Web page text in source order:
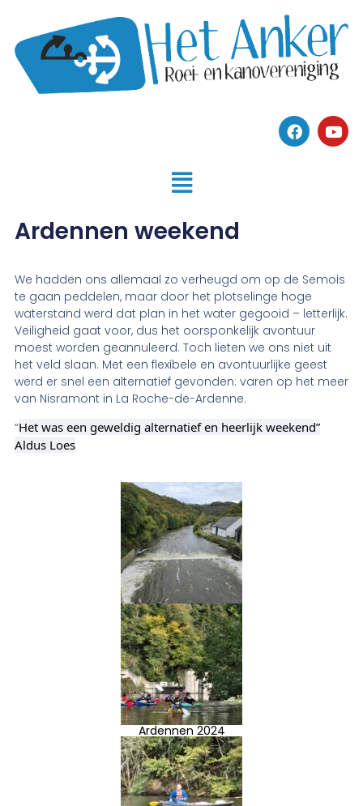
Ardennen weekend
We hadden ons allemaal zo verheugd om op de Semois
te gaan peddelen, maar door het plotselinge hoge
waterstand werd dat plan in het water gegooid – letterlijk.
Veiligheid gaat voor, dus het oorsponkelijk avontuur
moest worden geannuleerd. Toch lieten we ons niet uit
het veld slaan. Met een flexibele en avontuurlijke geest
werd er snel een alternatief gevonden: varen op het meer
van Nisramont in La Roche-de-Ardenne.
“Het was een geweldig alternatief en heerlijk weekend”
Aldus Loes
Ardennen 2024